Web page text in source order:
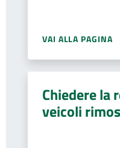
VAI ALLA PAGINA
Chiedere la
veicoli